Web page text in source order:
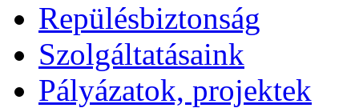
Repülésbiztonság
Szolgáltatásaink
Pályázatok, projektek